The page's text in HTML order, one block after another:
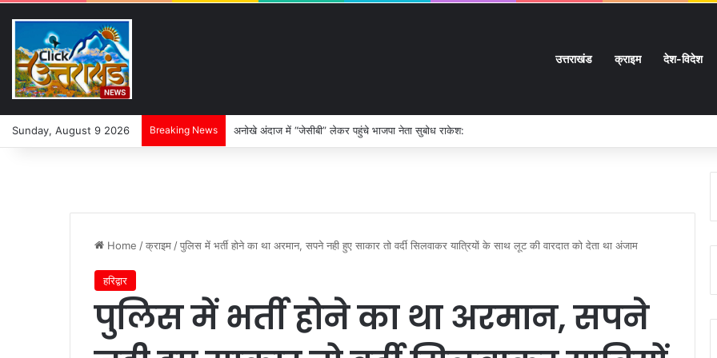
उत्तराखंड क्राइम देश-विदेश
Sunday, August 9 2026 Breaking News अनोखे अंदाज में “जेसीबी” लेकर पहुंचे भाजपा नेता सुबोध राकेश:
Home /क्राइम /पुलिस में भर्ती होने का था अरमान, सपने नही हुए साकार तो वर्दी सिलवाकर यात्रियों के साथ लूट की वारदात को देता था अंजाम
हरिद्वार
पुलिस में भर्ती होने का था अरमान, सपने